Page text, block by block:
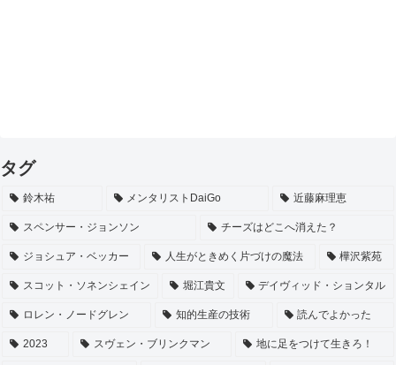
タグ
鈴木祐 メンタリストDaiGo 近藤麻理恵
スペンサー・ジョンソン チーズはどこへ消えた？
ジョシュア・ベッカー 人生がときめく片づけの魔法 樺沢紫苑
スコット・ソネンシェイン 堀江貴文 デイヴィッド・ションタル
ロレン・ノードグレン 知的生産の技術 読んでよかった
2023 スヴェン・ブリンクマン 地に足をつけて生きろ！